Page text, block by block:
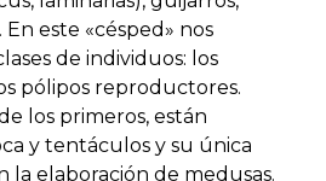
este «césped» nos
de individuos: los
pólipos reproductores.
los primeros, están
y tentáculos y su única
la elaboración de medusas.